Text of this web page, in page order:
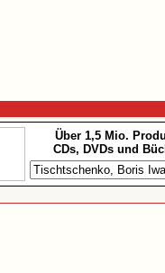
Über 1,5 Mio.
CDs, DVDs und